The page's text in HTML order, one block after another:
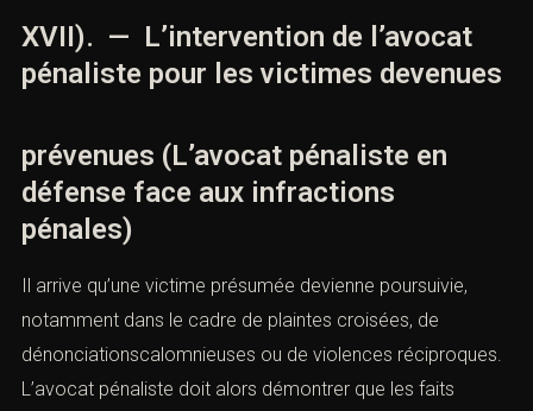
XVII). — L’intervention de l’avocat
pénaliste pour les victimes devenues
prévenues (L’avocat pénaliste en
défense face aux infractions
pénales)
Il arrive qu’une victime présumée devienne poursuivie,
notamment dans le cadre de plaintes croisées, de
dénonciationscalomnieuses ou de violences réciproques.
L’avocat pénaliste doit alors démontrer que les faits